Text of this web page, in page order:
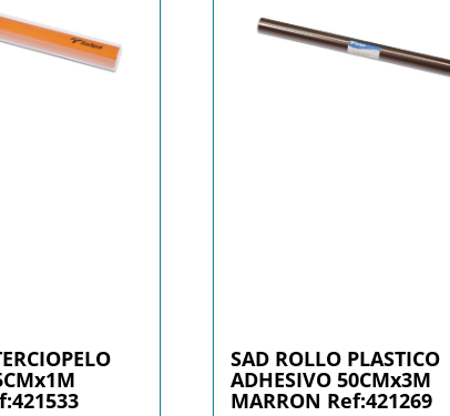
SAD ROLLO PLASTICO
ADHESIVO 50CMx3M
MARRON Ref:421269